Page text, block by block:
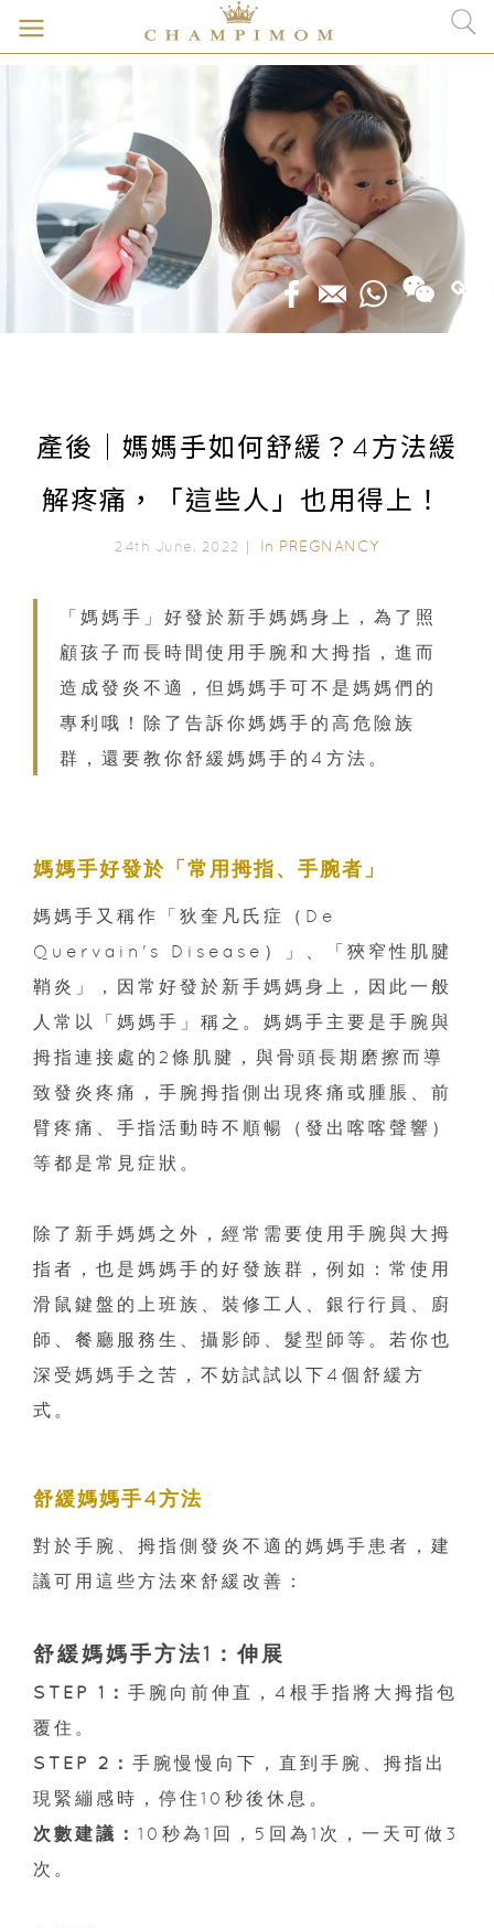
產後｜媽媽手如何舒緩？4方法緩
解疼痛，「這些人」也用得上！
24th June, 2022｜ In PREGNANCY
「媽媽手」好發於新手媽媽身上，為了照
顧孩子而長時間使用手腕和大拇指，進而
造成發炎不適，但媽媽手可不是媽媽們的
專利哦！除了告訴你媽媽手的高危險族
群，還要教你舒緩媽媽手的4方法。
媽媽手好發於「常用拇指、手腕者」
媽媽手又稱作「狄奎凡氏症（De
Quervain's Disease）」、「狹窄性肌腱
鞘炎」，因常好發於新手媽媽身上，因此一般
人常以「媽媽手」稱之。媽媽手主要是手腕與
拇指連接處的2條肌腱，與骨頭長期磨擦而導
致發炎疼痛，手腕拇指側出現疼痛或腫脹、前
臂疼痛、手指活動時不順暢（發出喀喀聲響）
等都是常見症狀。
除了新手媽媽之外，經常需要使用手腕與大拇
指者，也是媽媽手的好發族群，例如：常使用
滑鼠鍵盤的上班族、裝修工人、銀行行員、廚
師、餐廳服務生、攝影師、髮型師等。若你也
深受媽媽手之苦，不妨試試以下4個舒緩方
式。
舒緩媽媽手4方法
對於手腕、拇指側發炎不適的媽媽手患者，建
議可用這些方法來舒緩改善：
舒緩媽媽手方法1：伸展
STEP 1： 手腕向前伸直，4根手指將大拇指包
覆住。
STEP 2： 手腕慢慢向下，直到手腕、拇指出
現緊繃感時，停住10秒後休息。
次數建議： 10秒為1回，5回為1次，一天可做3
次。